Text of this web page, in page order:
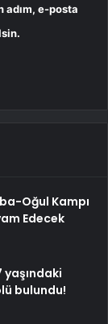
adım, e-posta
Oğul Kampı
Edecek
yaşındaki
bulundu!